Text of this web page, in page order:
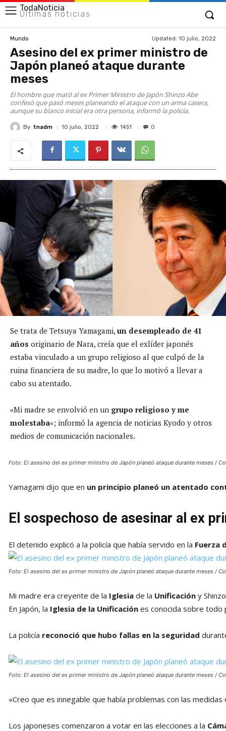
TodaNoticia
Últimas noticias
Mundo Updated: 10 julio, 2022
Asesino del ex primer ministro de
Japón planeó ataque durante
meses
El hombre que mató al ex Primer Ministro de Japón Shinzo Abe
confesó que pasó meses planeando el ataque con un arma casera,
aunque su blanco inicial era otra persona, informó la policía.
By tnadm 10 julio, 2022 1451 0
Se trata de Tetsuya Yamagami, un desempleado de 41
años originario de Nara, creía que el exlíder japonés
estaba vinculado a un grupo religioso al que culpó de la
ruina financiera de su madre, lo que lo motivó a llevar a
cabo su atentado.
«Mi madre se envolvió en un grupo religioso y me
molestaba«; informó la agencia de noticias Kyodo y otros
medios de comunicación nacionales.
Foto: El asesino del ex primer ministro de Japón planeó ataque durante meses /
Yamagami dijo que en un principio planeó un atentado
El sospechoso de asesinar al ex
El detenido explicó a la policía que había servido en la Fuerza
Foto: El asesino del ex primer ministro de Japón planeó ataque durante meses /
Mi madre era creyente de la Iglesia de la Unificación y
En Japón, la Iglesia de la Unificación es conocida sobre todo
La policía reconoció que hubo fallas en la seguridad
Foto: El asesino del ex primer ministro de Japón planeó ataque durante meses /
«Creo que es innegable que había problemas con las
Los japoneses comenzaron a votar en las elecciones a la